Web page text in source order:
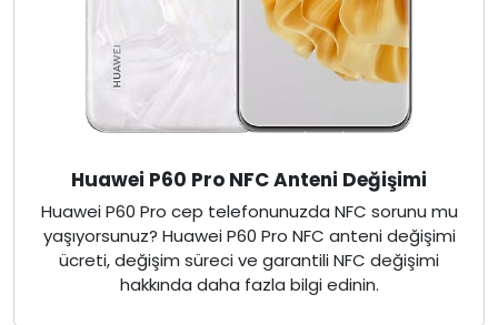
Huawei P60 Pro NFC Anteni Değişimi
Huawei P60 Pro cep telefonunuzda NFC sorunu mu
yaşıyorsunuz? Huawei P60 Pro NFC anteni değişimi
ücreti, değişim süreci ve garantili NFC değişimi
hakkında daha fazla bilgi edinin.